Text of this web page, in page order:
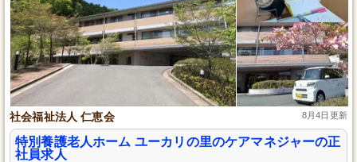
社会福祉法人 仁恵会 8月4日更新
特別養護老人ホーム ユーカリの里のケアマネジャーの正
社員求人